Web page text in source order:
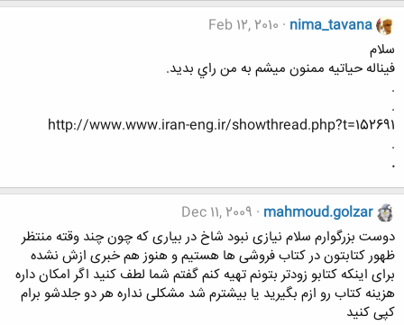
nima_tavana
Feb 12, 2010
سلام
فيناله حياتيه ممنون ميشم به من راي بديد.
.
.
http://www.www.iran-eng.ir/showthread.php?t=152691
.
.
mahmoud.golzar
Dec 11, 2009
دوست بزرگوارم سلام نیازی نبود شاخ در بیاری که چون چند وقته منتظر
ظهور کتابتون در کتاب فروشی ها هستیم و هنوز هم خبری ازش نشده
برای اینکه کتابو زودتر بتونم تهیه کنم گفتم شما لطف کنید اگر امکان داره
هزینه کتاب رو ازم بگیرید یا بیشترم شد مشکلی نداره هر دو جلدشو برام
کپی کنید